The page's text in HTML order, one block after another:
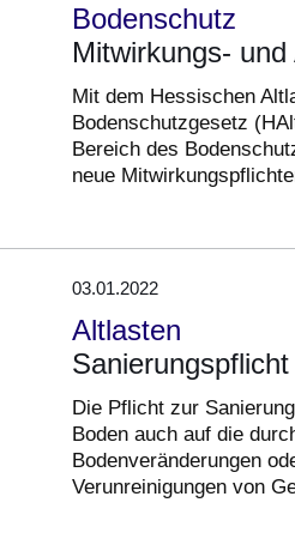
Bodenschutz
Mitwirkungs-
Mit dem Hessischen
Bodenschutzgesetz
Bereich des
neue
03.01.2022
Altlasten
Sanierungspflicht
Die Pflicht zur
Boden auch auf die
Bodenveränderungen
Verunreinigungen von